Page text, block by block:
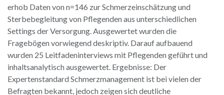
erhob Daten von n=146 zur Schmerzeinschätzung und
Sterbebegleitung von Pflegenden aus unterschiedlichen
Settings der Versorgung. Ausgewertet wurden die
Fragebögen vorwiegend deskriptiv. Darauf aufbauend
wurden 25 Leitfadeninterviews mit Pflegenden geführt und
inhaltsanalytisch ausgewertet. Ergebnisse: Der
Expertenstandard Schmerzmanagement ist bei vielen der
Befragten bekannt, jedoch zeigen sich deutliche